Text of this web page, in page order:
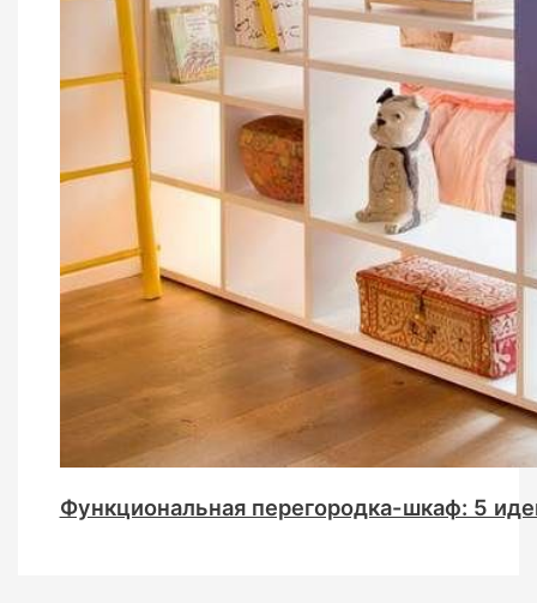
Функциональная перегородка-шкаф: 5